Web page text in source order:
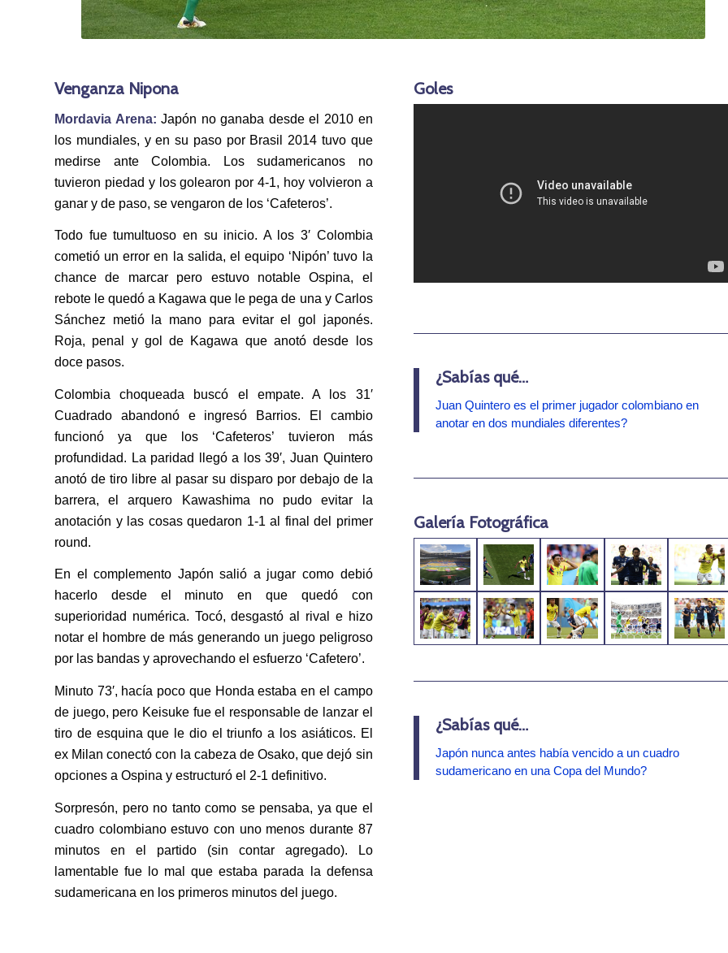
Venganza Nipona
Mordavia Arena:Japón no ganaba desde el 2010 en
los mundiales, y en su paso por Brasil 2014 tuvo que
medirse ante Colombia. Los sudamericanos no
tuvieron piedad y los golearon por 4-1, hoy volvieron a
ganar y de paso, se vengaron de los ‘Cafeteros’.
Todo fue tumultuoso en su inicio. A los 3′ Colombia
cometió un error en la salida, el equipo ‘Nipón’ tuvo la
chance de marcar pero estuvo notable Ospina, el
rebote le quedó a Kagawa que le pega de una y Carlos
Sánchez metió la mano para evitar el gol japonés.
Roja, penal y gol de Kagawa que anotó desde los
doce pasos.
Colombia choqueada buscó el empate. A los 31′
Cuadrado abandonó e ingresó Barrios. El cambio
funcionó ya que los ‘Cafeteros’ tuvieron más
profundidad. La paridad llegó a los 39′, Juan Quintero
anotó de tiro libre al pasar su disparo por debajo de la
barrera, el arquero Kawashima no pudo evitar la
anotación y las cosas quedaron 1-1 al final del primer
round.
En el complemento Japón salió a jugar como debió
hacerlo desde el minuto en que quedó con
superioridad numérica. Tocó, desgastó al rival e hizo
notar el hombre de más generando un juego peligroso
por las bandas y aprovechando el esfuerzo ‘Cafetero’.
Minuto 73′, hacía poco que Honda estaba en el campo
de juego, pero Keisuke fue el responsable de lanzar el
tiro de esquina que le dio el triunfo a los asiáticos. El
ex Milan conectó con la cabeza de Osako, que dejó sin
opciones a Ospina y estructuró el 2-1 definitivo.
Sorpresón, pero no tanto como se pensaba, ya que el
cuadro colombiano estuvo con uno menos durante 87
minutos en el partido (sin contar agregado). Lo
lamentable fue lo mal que estaba parada la defensa
sudamericana en los primeros minutos del juego.
Goles
¿Sabías qué…
Juan Quintero es el primer jugador colombiano en
anotar en dos mundiales diferentes?
Galería Fotográfica
¿Sabías qué…
Japón nunca antes había vencido a un cuadro
sudamericano en una Copa del Mundo?